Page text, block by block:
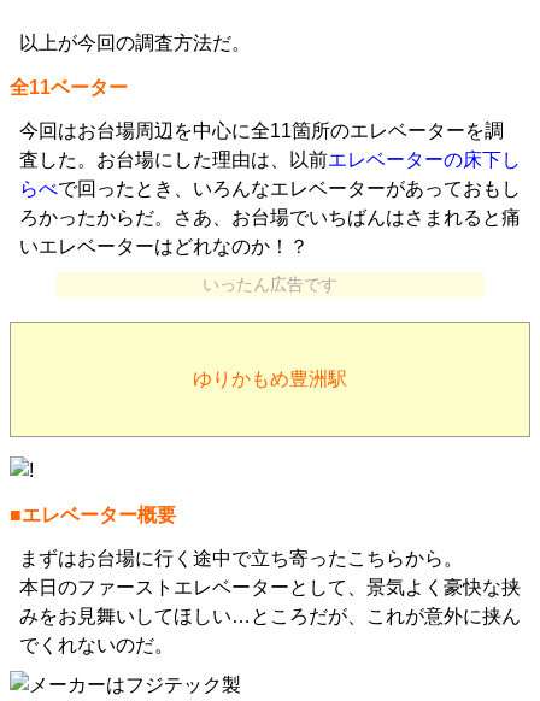
以上が今回の調査方法だ。
全11ベーター
今回はお台場周辺を中心に全11箇所のエレベーターを調
査した。お台場にした理由は、以前エレベーターの床下し
らべで回ったとき、いろんなエレベーターがあっておもし
ろかったからだ。さあ、お台場でいちばんはさまれると痛
いエレベーターはどれなのか！？
いったん広告です
ゆりかもめ豊洲駅
■エレベーター概要
まずはお台場に行く途中で立ち寄ったこちらから。
本日のファーストエレベーターとして、景気よく豪快な挟
みをお見舞いしてほしい…ところだが、これが意外に挟ん
でくれないのだ。